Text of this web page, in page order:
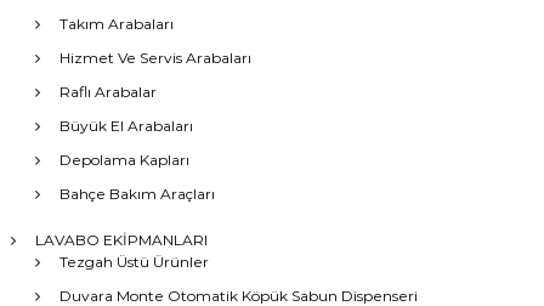
Takım Arabaları
Hizmet Ve Servis Arabaları
Raflı Arabalar
Büyük El Arabaları
Depolama Kapları
Bahçe Bakım Araçları
LAVABO EKİPMANLARI
Tezgah Üstü Ürünler
Duvara Monte Otomatik Köpük Sabun Dispenseri